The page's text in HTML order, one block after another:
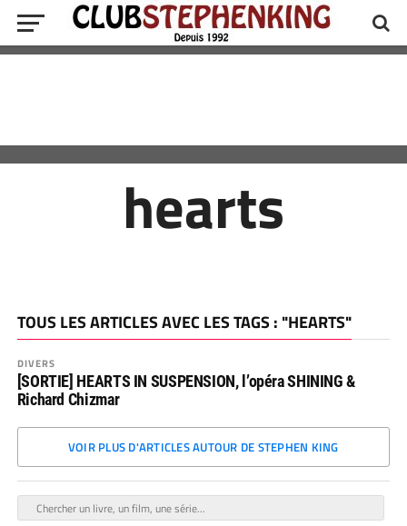
hearts
TOUS LES ARTICLES AVEC LES TAGS : "HEARTS"
DIVERS
[SORTIE] HEARTS IN SUSPENSION, l’opéra SHINING &
Richard Chizmar
VOIR PLUS D'ARTICLES AUTOUR DE STEPHEN KING